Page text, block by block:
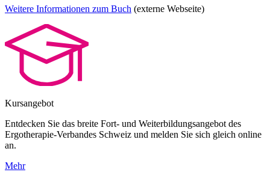
Weitere Informationen zum Buch (externe Webseite)
Kursangebot
Entdecken Sie das breite Fort- und Weiterbildungsangebot des
Ergotherapie-Verbandes Schweiz und melden Sie sich gleich online
an.
Mehr